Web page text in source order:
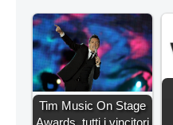
Tim Music On Stage